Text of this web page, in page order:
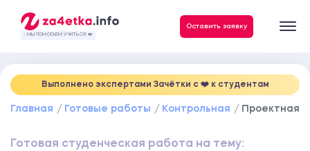
- МЫ ПОМОГАЕМ УЧИТЬСЯ ❤️
Оставить заявку
Выполнено экспертами Зачётки c ❤️ к студентам
Главная Готовые работы Контрольная Проектная
Готовая студенческая работа на тему: